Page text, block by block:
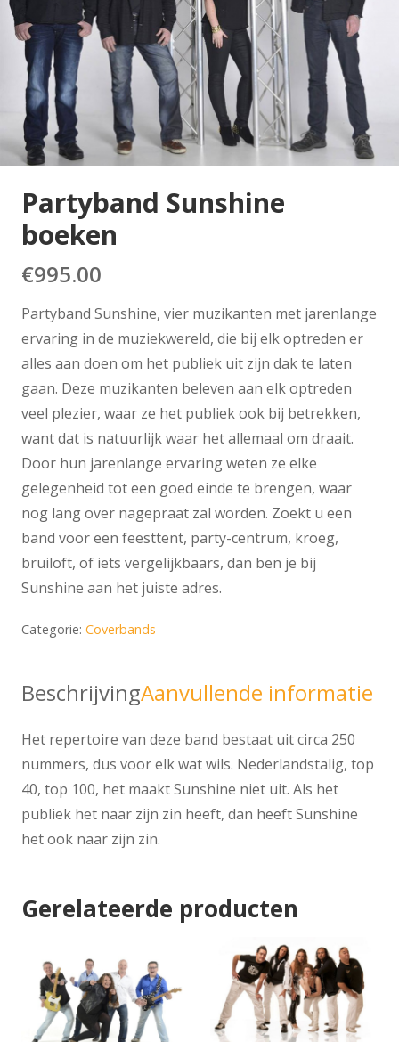
Partyband Sunshine
boeken
€995.00
Partyband Sunshine, vier muzikanten met jarenlange
ervaring in de muziekwereld, die bij elk optreden er
alles aan doen om het publiek uit zijn dak te laten
gaan. Deze muzikanten beleven aan elk optreden
veel plezier, waar ze het publiek ook bij betrekken,
want dat is natuurlijk waar het allemaal om draait.
Door hun jarenlange ervaring weten ze elke
gelegenheid tot een goed einde te brengen, waar
nog lang over nagepraat zal worden. Zoekt u een
band voor een feesttent, party-centrum, kroeg,
bruiloft, of iets vergelijkbaars, dan ben je bij
Sunshine aan het juiste adres.
Categorie: Coverbands
BeschrijvingAanvullende informatie
Het repertoire van deze band bestaat uit circa 250
nummers, dus voor elk wat wils. Nederlandstalig, top
40, top 100, het maakt Sunshine niet uit. Als het
publiek het naar zijn zin heeft, dan heeft Sunshine
het ook naar zijn zin.
Gerelateerde producten